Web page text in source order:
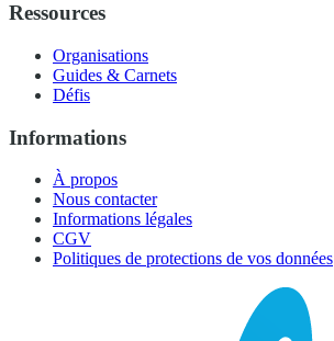
Ressources
Organisations
Guides & Carnets
Défis
Informations
À propos
Nous contacter
Informations légales
CGV
Politiques de protections de vos données